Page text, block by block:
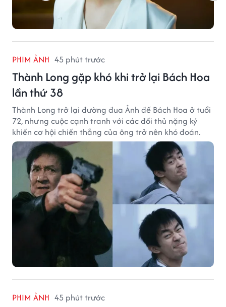
PHIM ẢNH 45 phút trước
Thành Long gặp khó khi trở lại Bách Hoa
lần thứ 38
Thành Long trở lại đường đua Ảnh đế Bách Hoa ở tuổi
72, nhưng cuộc cạnh tranh với các đối thủ nặng ký
khiến cơ hội chiến thắng của ông trở nên khó đoán.
PHIM ẢNH 45 phút trước